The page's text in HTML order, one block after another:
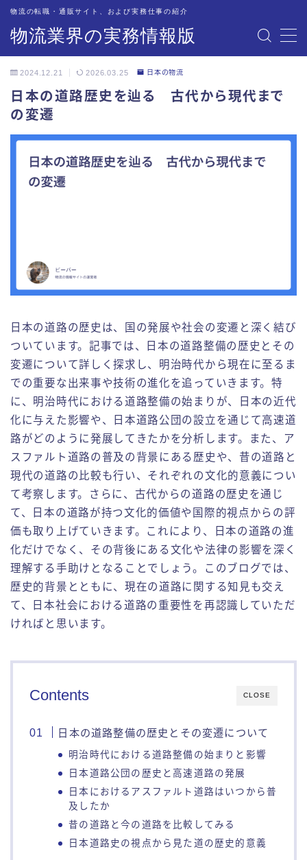
物流業界の実務情報版
物流の転職・通販サイト、および実務仕事の紹介
MENU
物流業界への転職サイトを紹介・解説
物流現場での道具・備品
トラック業務の実務紹介
倉庫業務の実務紹介
フォークリフトの実務紹介
お問い合わせ
2024.12.21 2026.03.25 日本の物流
日本の道路歴史を辿る 古代から現代まで
の変遷
日本の道路の歴史は、国の発展や社会の変遷と深く結び
ついています。記事では、日本の道路整備の歴史とその
変遷について詳しく探求し、明治時代から現在に至るま
での重要な出来事や技術の進化を追っていきます。特
に、明治時代における道路整備の始まりが、日本の近代
化に与えた影響や、日本道路公団の設立を通じて高速道
路がどのように発展してきたかを分析します。また、ア
スファルト道路の普及の背景にある歴史や、昔の道路と
現代の道路の比較も行い、それぞれの文化的意義につい
て考察します。さらに、古代からの道路の歴史を通じ
て、日本の道路が持つ文化的価値や国際的視点からの評
価も取り上げていきます。これにより、日本の道路の進
化だけでなく、その背後にある文化や法律の影響を深く
理解する手助けとなることでしょう。このブログでは、
歴史的背景とともに、現在の道路に関する知見も交え
て、日本社会における道路の重要性を再認識していただ
ければと思います。
CLOSE
Contents
日本の道路整備の歴史とその変遷について
明治時代における道路整備の始まりと影響
日本道路公団の歴史と高速道路の発展
日本におけるアスファルト道路はいつから普
及したか
昔の道路と今の道路を比較してみる
日本道路史の視点から見た道の歴史的意義